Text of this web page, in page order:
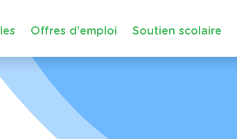
Offres d'emploi Soutien scolaire